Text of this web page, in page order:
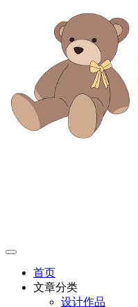
首页
文章分类
设计作品